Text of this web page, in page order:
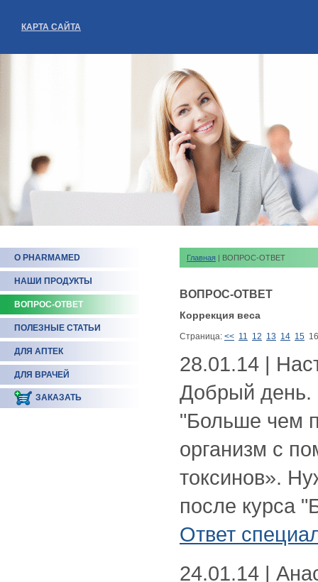
КАРТА САЙТА
О PHARMAMED
НАШИ ПРОДУКТЫ
ВОПРОС-ОТВЕТ
ПОЛЕЗНЫЕ СТАТЬИ
ДЛЯ АПТЕК
ДЛЯ ВРАЧЕЙ
ЗАКАЗАТЬ
Главная | ВОПРОС-ОТВЕТ
ВОПРОС-ОТВЕТ
Коррекция веса
Страница: << 11 12 13 14 15 16
28.01.14 |
Добрый день.
"Больше чем
организм с
токсинов».
после курса
Ответ
24.01.14 |